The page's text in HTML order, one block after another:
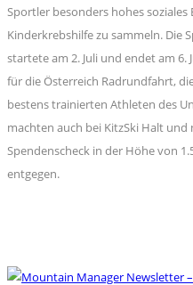
Sportler besonders hohes
Kinderkrebshilfe zu sammeln. Die
startete am 2. Juli und endet am 6.
für die Österreich Radrundfahrt,
bestens trainierten Athleten des
machten auch bei KitzSki Halt und
Spendenscheck in der Höhe von
entgegen.